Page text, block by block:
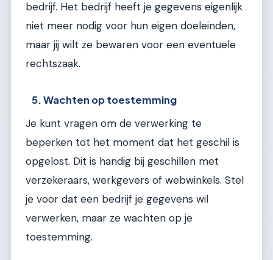
bedrijf. Het bedrijf heeft je gegevens eigenlijk
niet meer nodig voor hun eigen doeleinden,
maar jij wilt ze bewaren voor een eventuele
rechtszaak.
5. Wachten op toestemming
Je kunt vragen om de verwerking te
beperken tot het moment dat het geschil is
opgelost. Dit is handig bij geschillen met
verzekeraars, werkgevers of webwinkels. Stel
je voor dat een bedrijf je gegevens wil
verwerken, maar ze wachten op je
toestemming.